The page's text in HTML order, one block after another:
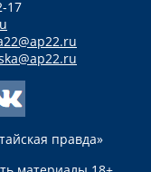
17
правда»